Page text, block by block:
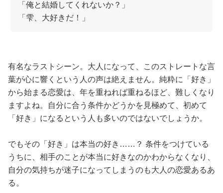
「俺と結婚してくれないか？」
「雫、大好きだ！」
有名なラストシーン。大人になって、このストレートな言
葉が心に響くという人の声は絶えません。純粋に「好き」
から始まる恋愛は、年を重ねれば重ねるほど、難しくなり
ますよね。自分に合う条件かどうかを見極めて、初めて
「好き」になるという人も多いのではないでしょうか。
でもその「好き」は本当の好き……？ 条件をつけている
うちに、相手のことが本当に好きなのかわからなくなり、
自分の気持ちが迷子になってしまうのも大人の恋愛あるあ
る。